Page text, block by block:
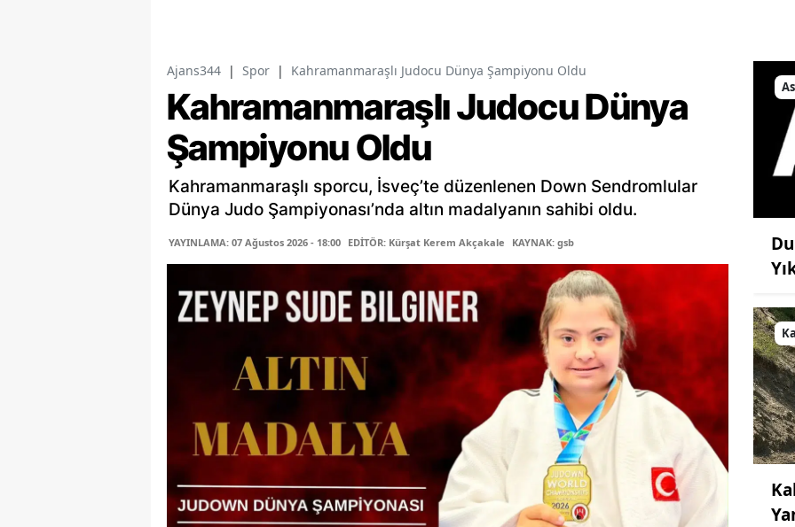
Ajans344 | Spor | Kahramanmaraşlı Judocu Dünya Şampiyonu Oldu
Kahramanmaraşlı Judocu Dünya
Şampiyonu Oldu
Kahramanmaraşlı sporcu, İsveç’te düzenlenen Down Sendromlular
Dünya Judo Şampiyonası’nda altın madalyanın sahibi oldu.
YAYINLAMA: 07 Ağustos 2026 - 18:00 EDİTÖR: Kürşat Kerem Akçakale KAYNAK: gsb